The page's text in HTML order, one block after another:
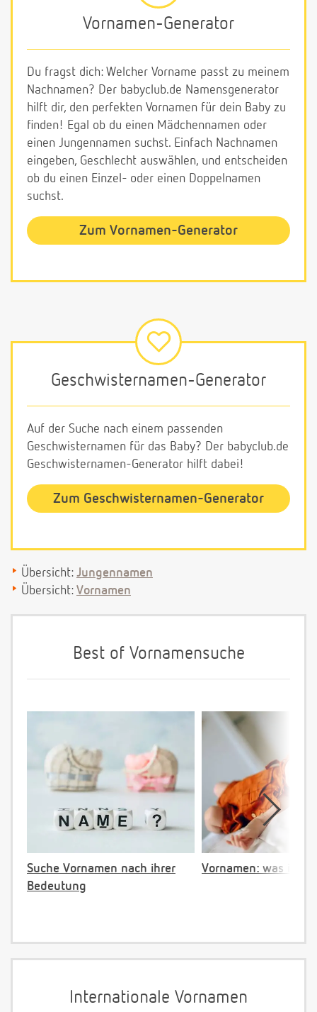
Vornamen-Generator
Du fragst dich: Welcher Vorname passt zu meinem
Nachnamen? Der babyclub.de Namensgenerator
hilft dir, den perfekten Vornamen für dein Baby zu
finden! Egal ob du einen Mädchennamen oder
einen Jungennamen suchst. Einfach Nachnamen
eingeben, Geschlecht auswählen, und entscheiden
ob du einen Einzel- oder einen Doppelnamen
suchst.
Zum Vornamen-Generator
Geschwisternamen-Generator
Auf der Suche nach einem passenden
Geschwisternamen für das Baby? Der babyclub.de
Geschwisternamen-Generator hilft dabei!
Zum Geschwisternamen-Generator
Übersicht: Jungennamen
Übersicht: Vornamen
Best of Vornamensuche
Suche Vornamen nach ihrer
Bedeutung
Vornamen: was ist
Internationale Vornamen